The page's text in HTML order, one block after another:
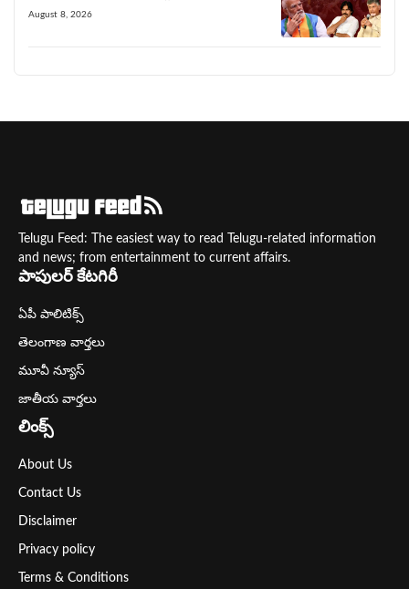
August 8, 2026
Telugu Feed: The easiest way to read Telugu-related information
and news; from entertainment to current affairs.
పాపులర్ కేటగిరీ
ఏపీ పాలిటిక్స్
తెలంగాణ వార్తలు
మూవీ న్యూస్
జాతీయ వార్తలు
లింక్స్
About Us
Contact Us
Disclaimer
Privacy policy
Terms & Conditions